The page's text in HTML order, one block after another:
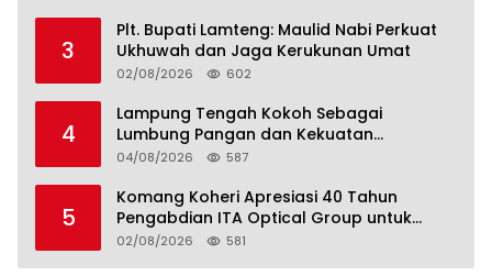
3
Plt. Bupati Lamteng: Maulid Nabi Perkuat
Ukhuwah dan Jaga Kerukunan Umat
02/08/2026 602
4
Lampung Tengah Kokoh Sebagai
Lumbung Pangan dan Kekuatan
Perkebunan Lampung, Komang Koheri:
Menuju Indonesia Emas 2045
04/08/2026 587
5
Komang Koheri Apresiasi 40 Tahun
Pengabdian ITA Optical Group untuk
Kesehatan Mata Masyarakat Lamteng
02/08/2026 581